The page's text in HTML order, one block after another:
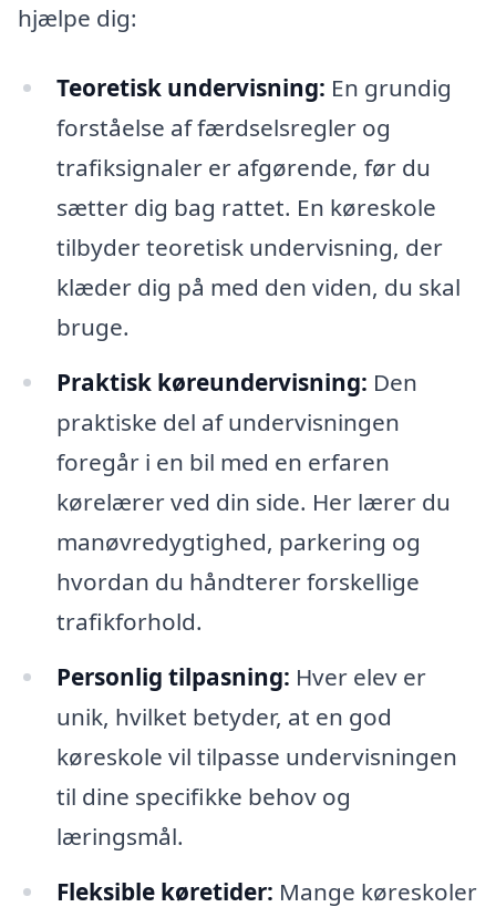
hjælpe dig:
Teoretisk undervisning: En grundig
forståelse af færdselsregler og
trafiksignaler er afgørende, før du
sætter dig bag rattet. En køreskole
tilbyder teoretisk undervisning, der
klæder dig på med den viden, du skal
bruge.
Praktisk køreundervisning: Den
praktiske del af undervisningen
foregår i en bil med en erfaren
kørelærer ved din side. Her lærer du
manøvredygtighed, parkering og
hvordan du håndterer forskellige
trafikforhold.
Personlig tilpasning: Hver elev er
unik, hvilket betyder, at en god
køreskole vil tilpasse undervisningen
til dine specifikke behov og
læringsmål.
Fleksible køretider: Mange køreskoler